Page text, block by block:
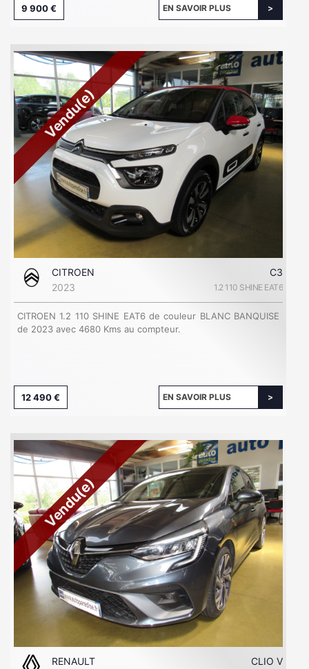
9 900 € EN SAVOIR PLUS
Vendu(e)
CITROEN
C3
2023
1.2 110 SHINE EAT6
CITROEN 1.2 110 SHINE EAT6 de couleur BLANC BANQUISE
de 2023 avec 4680 Kms au compteur.
12 490 € EN SAVOIR PLUS
Vendu(e)
RENAULT CLIO V